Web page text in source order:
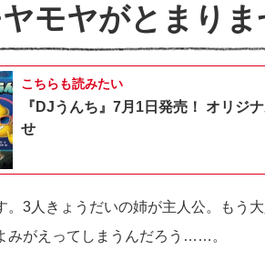
ヤモヤがとまりま
こちらも読みたい
『DJうんち』7月1日発売！ オリジ
せ
。3人きょうだいの姉が主人公。もう
みがえってしまうんだろう……。